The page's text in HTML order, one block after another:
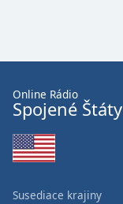
Online Rádio
Spojené Štáty
Susediace krajiny